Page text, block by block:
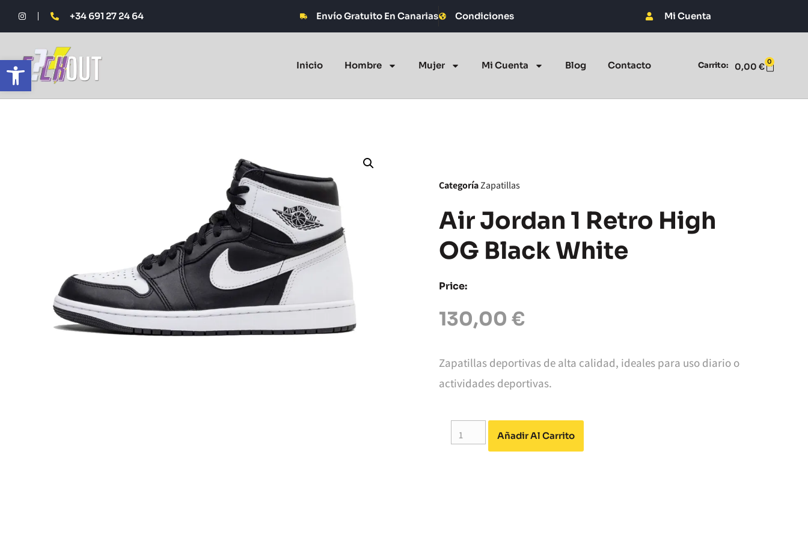
Abrir barra de herramientas
+34 691 27 24 64 Envío Gratuito En Canarias Condiciones Mi Cuenta
Inicio Hombre Mujer Mi Cuenta Blog Contacto Carrito: 0,00 € 0
CategoríaZapatillas
Air Jordan 1 Retro High
OG Black White
Price:
130,00 €
Zapatillas deportivas de alta calidad, ideales para uso diario o
actividades deportivas.
Añadir Al Carrito